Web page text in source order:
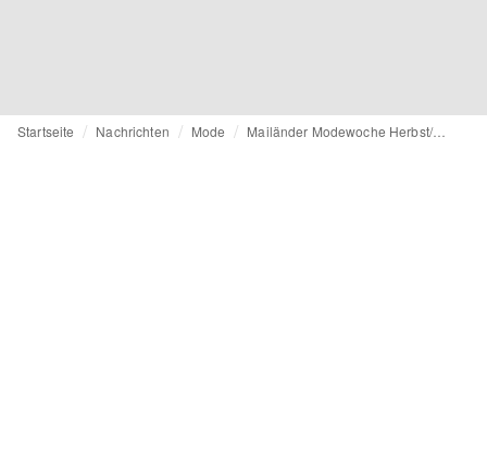
Startseite Nachrichten Mode Mailänder Modewoche Herbst/Winter 2020: Generation Boss